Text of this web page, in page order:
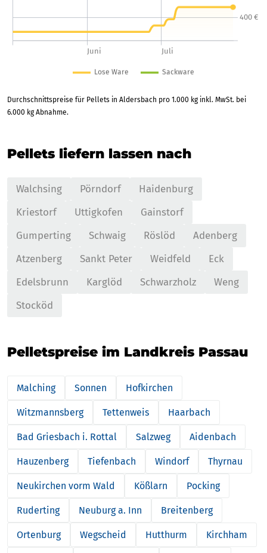
Durchschnittspreise für Pellets in Aldersbach pro 1.000 kg inkl. MwSt. bei
6.000 kg Abnahme.
Pellets liefern lassen nach
Walchsing Pörndorf
Haidenburg
Kriestorf
Uttigkofen
Gainstorf
Gumperting
Schwaig Röslöd
Adenberg
Atzenberg
Sankt Peter Weidfeld
Eck
Edelsbrunn
Karglöd Schwarzholz
Weng
Stocköd
Pelletspreise im Landkreis Passau
Malching Sonnen Hofkirchen
Witzmannsberg Tettenweis Haarbach
Bad Griesbach i. Rottal Salzweg Aidenbach
Hauzenberg Tiefenbach Windorf Thyrnau
Neukirchen vorm Wald Kößlarn Pocking
Ruderting Neuburg a. Inn Breitenberg
Ortenburg Wegscheid Hutthurm Kirchham